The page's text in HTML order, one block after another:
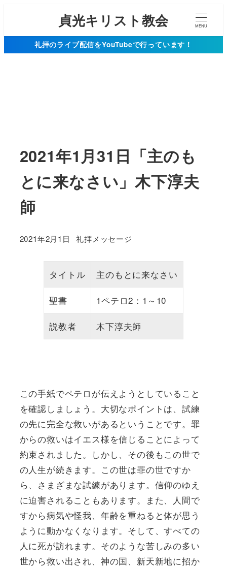
貞光キリスト教会 MENU
礼拝のライブ配信をYouTubeで行っています！
2021年1月31日「主のも
とに来なさい」木下淳夫
師
投稿日
2021年2月1日 カテゴリー
礼拝メッセージ
タイトル 主のもとに来なさい
聖書 1ペテロ2：1～10
説教者 木下淳夫師
この手紙でペテロが伝えようとしていること
を確認しましょう。大切なポイントは、試練
の先に完全な救いがあるということです。罪
からの救いはイエス様を信じることによって
約束されました。しかし、その後もこの世で
の人生が続きます。この世は罪の世ですか
ら、さまざまな試練があります。信仰のゆえ
に迫害されることもあります。また、人間で
すから病気や怪我、年齢を重ねると体が思う
ように動かなくなります。そして、すべての
人に死が訪れます。そのような苦しみの多い
世から救い出され、神の国、新天新地に招か